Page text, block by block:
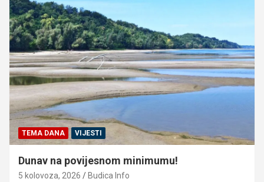
TEMA DANA VIJESTI
Dunav na povijesnom minimumu!
5 kolovoza, 2026 Budica Info